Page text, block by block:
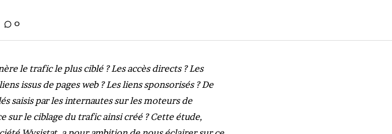
0
le trafic le plus ciblé ? Les accès directs ? Les
issus de pages web ? Les liens sponsorisés ? De
saisis par les internautes sur les moteurs de
sur le ciblage du trafic ainsi créé ? Cette étude,